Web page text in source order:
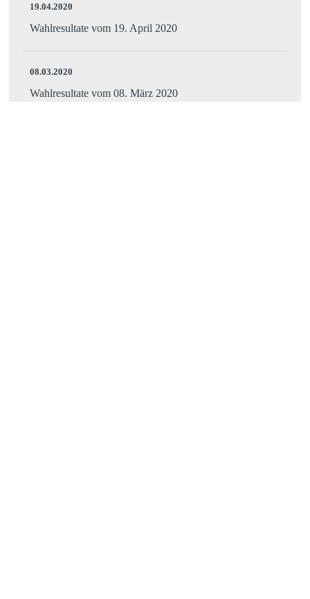
19.04.2020
Wahlresultate vom 19. April 2020
08.03.2020
Wahlresultate vom 08. März 2020